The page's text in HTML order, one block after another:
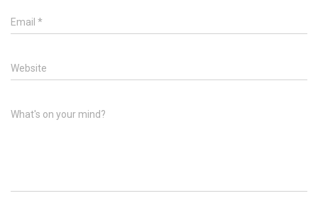
Email *
Website
What's on your mind?